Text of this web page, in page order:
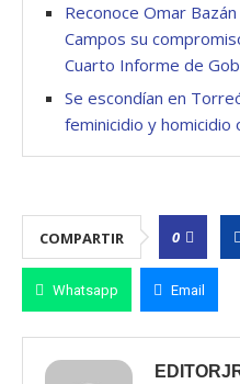
Reconoce Omar
Campos su
Cuarto Informe de
Se escondían en
feminicidio y homicidio
COMPARTIR 0
Whatsapp Email